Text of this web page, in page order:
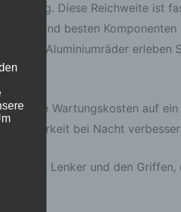
Ladung. Diese Reichweite ist
und besten Komponenten
Aluminiumräder erleben
Sie Ihre Wartungskosten auf ein
bei Nacht
Lenker und den Griffen,